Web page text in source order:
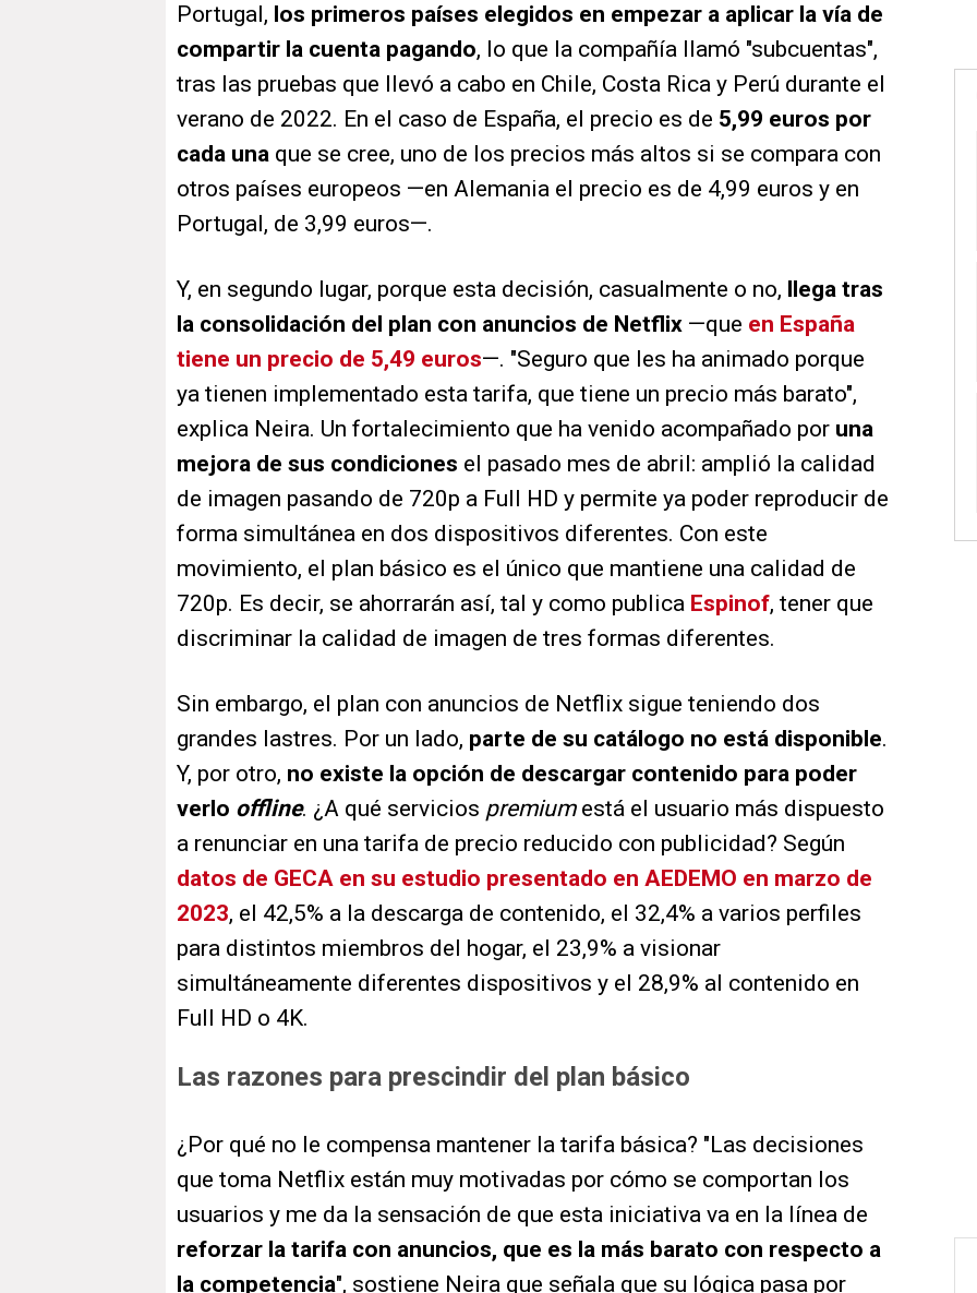
Portugal, los primeros países elegidos en empezar a aplicar la vía de
compartir la cuenta pagando, lo que la compañía llamó "subcuentas",
tras las pruebas que llevó a cabo en Chile, Costa Rica y Perú durante el
verano de 2022. En el caso de España, el precio es de 5,99 euros por
cada una que se cree, uno de los precios más altos si se compara con
otros países europeos —en Alemania el precio es de 4,99 euros y en
Portugal, de 3,99 euros—.
Y, en segundo lugar, porque esta decisión, casualmente o no,
llega tras
la consolidación del plan con anuncios de Netflix —que en España
tiene un precio de 5,49 euros—. "Seguro que les ha animado porque
ya tienen implementado esta tarifa, que tiene un precio más barato",
explica Neira. Un fortalecimiento que ha venido acompañado por una
mejora de sus condiciones el pasado mes de abril: amplió la calidad
de imagen pasando de 720p a Full HD y permite ya poder reproducir de
forma simultánea en dos dispositivos diferentes. Con este
movimiento, el plan básico es el único que mantiene una calidad de
720p. Es decir, se ahorrarán así, tal y como publica Espinof, tener que
discriminar la calidad de imagen de tres formas diferentes.
Sin embargo, el plan con anuncios de Netflix sigue teniendo dos
grandes lastres. Por un lado, parte de su catálogo no está disponible.
Y, por otro, no existe la opción de descargar contenido para poder
verlo offline. ¿A qué servicios premium está el usuario más dispuesto
a renunciar en una tarifa de precio reducido con publicidad? Según
datos de GECA en su estudio presentado en AEDEMO en marzo de
2023, el 42,5% a la descarga de contenido, el 32,4% a varios perfiles
para distintos miembros del hogar, el 23,9% a visionar
simultáneamente diferentes dispositivos y el 28,9% al contenido en
Full HD o 4K.
Las razones para prescindir del plan básico
¿Por qué no le compensa mantener la tarifa básica? "Las decisiones
que toma Netflix están muy motivadas por cómo se comportan los
usuarios y me da la sensación de que esta iniciativa va en la línea de
reforzar la tarifa con anuncios, que es la más barato con respecto a
la competencia", sostiene Neira que señala que su lógica pasa por